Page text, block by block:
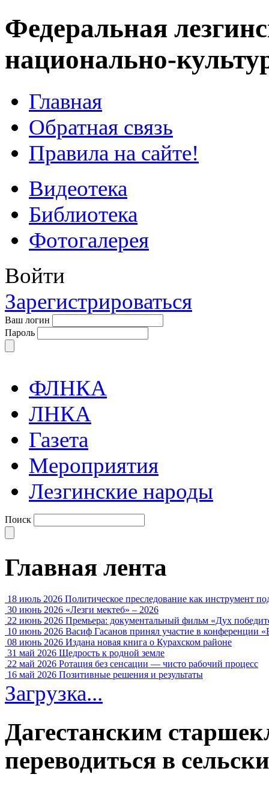
Федеральная
национально-
Главная
Обратная связь
Правила на сайте!
Видеотека
Библиотека
Фотогалерея
Войти
Зарегистрироваться
Ваш логин
Пароль
ФЛНКА
ЛНКА
Газета
Мероприятия
Лезгинские народы
Поиск
Главная лента
18 июль 2026 Политическое преследование как инструмент
30 июнь 2026 «Лезги мектеб» – 2026
22 июнь 2026 Премьера: документальный фильм «Дух
10 июнь 2026 Васиф Гасанов принял участие в конференции
08 июнь 2026 Издана новая книга о Курахском районе
31 май 2026 Щедрость к родной земле
22 май 2026 Ротация без сенсации — чисто рабочий процесс
16 май 2026 Позитивные решения и результаты
Загрузка...
Дагестанским
переводиться в